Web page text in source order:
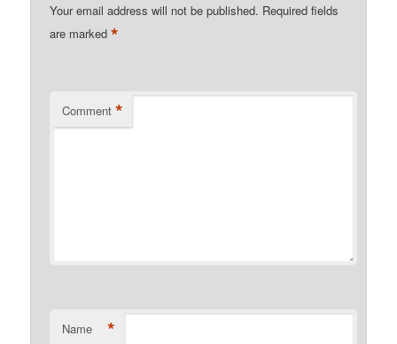
Your email address will not be published. Required fields
are marked*
Comment *
Name *